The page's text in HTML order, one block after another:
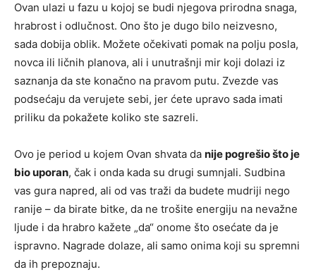
Ovan ulazi u fazu u kojoj se budi njegova prirodna snaga,
hrabrost i odlučnost. Ono što je dugo bilo neizvesno,
sada dobija oblik. Možete očekivati pomak na polju posla,
novca ili ličnih planova, ali i unutrašnji mir koji dolazi iz
saznanja da ste konačno na pravom putu. Zvezde vas
podsećaju da verujete sebi, jer ćete upravo sada imati
priliku da pokažete koliko ste sazreli.
Ovo je period u kojem Ovan shvata da nije pogrešio što je
bio uporan, čak i onda kada su drugi sumnjali. Sudbina
vas gura napred, ali od vas traži da budete mudriji nego
ranije – da birate bitke, da ne trošite energiju na nevažne
ljude i da hrabro kažete „da“ onome što osećate da je
ispravno. Nagrade dolaze, ali samo onima koji su spremni
da ih prepoznaju.